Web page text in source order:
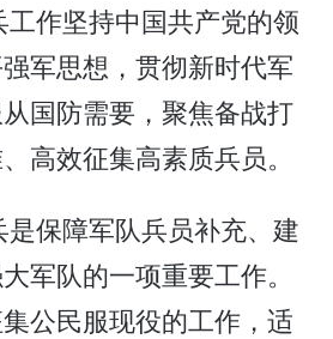
作坚持中国共产党的领
军思想，贯彻新时代军
国防需要，聚焦备战打
高效征集高素质兵员。
保障军队兵员补充、建
军队的一项重要工作。
公民服现役的工作，适